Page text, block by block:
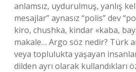
anlamsız, uydurulmuş, yanlış
mesajlar” aynasız “polis” dev
kiro, chushka, kindar «kaba,
makale… Argo söz nedir? Türk
veya toplulukta yaşayan
dilden ayrı olarak kullandıkları